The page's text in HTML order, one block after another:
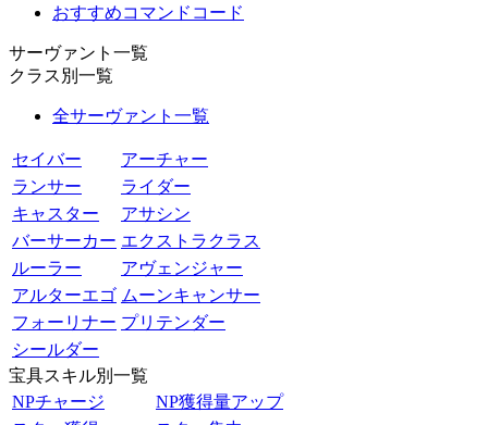
おすすめコマンドコード
サーヴァント一覧
クラス別一覧
全サーヴァント一覧
セイバー
アーチャー
ランサー
ライダー
キャスター
アサシン
バーサーカー エクストラクラス
ルーラー
アヴェンジャー
アルターエゴ ムーンキャンサー
フォーリナー プリテンダー
シールダー
宝具スキル別一覧
NPチャージ
NP獲得量アップ